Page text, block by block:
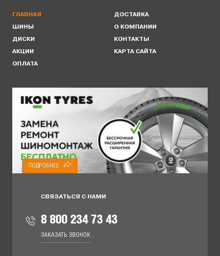
ГЛАВНАЯ
ШИНЫ
ДИСКИ
АКЦИИ
ОПЛАТА
ДОСТАВКА
О КОМПАНИИ
КОНТАКТЫ
КАРТА САЙТА
ПОДРОБНЕЕ
СВЯЗАТЬСЯ С НАМИ
8 800 234 73 43
ЗАКАЗАТЬ ЗВОНОК